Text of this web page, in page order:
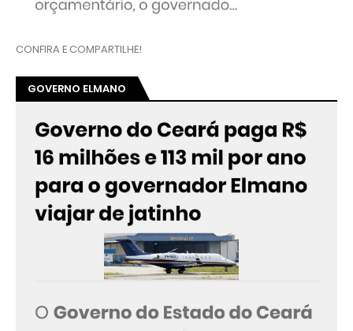
CONFIRA E COMPARTILHE!
GOVERNO ELMANO